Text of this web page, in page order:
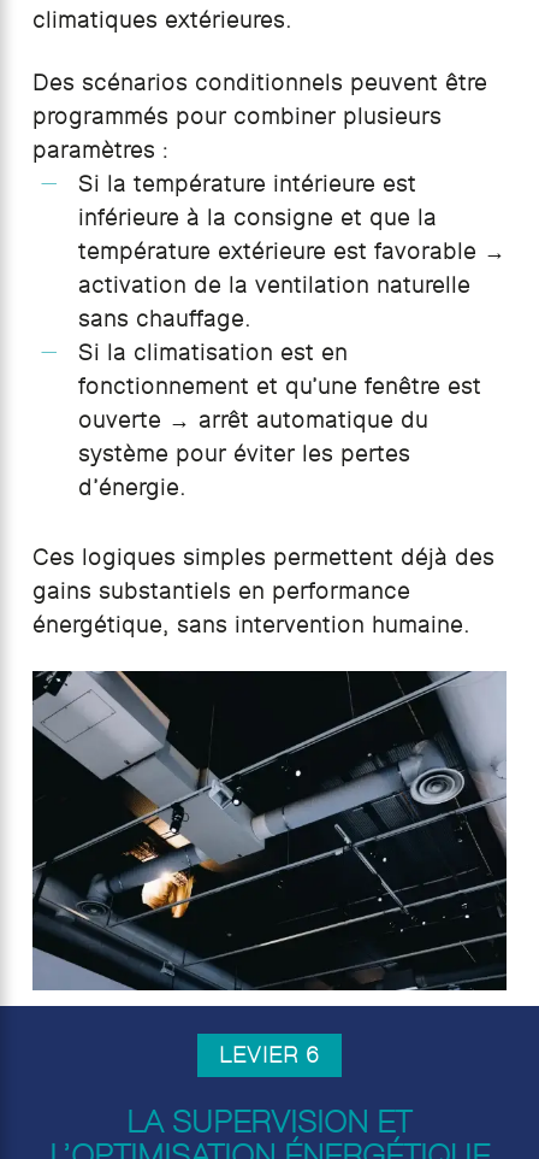
climatiques extérieures.
Des scénarios conditionnels peuvent être
programmés pour combiner plusieurs
paramètres :
Si la température intérieure est
inférieure à la consigne et que la
température extérieure est favorable →
activation de la ventilation naturelle
sans chauffage.
Si la climatisation est en
fonctionnement et qu’une fenêtre est
ouverte → arrêt automatique du
système pour éviter les pertes
d’énergie.
Ces logiques simples permettent déjà des
gains substantiels en performance
énergétique, sans intervention humaine.
LEVIER 6
LA SUPERVISION ET